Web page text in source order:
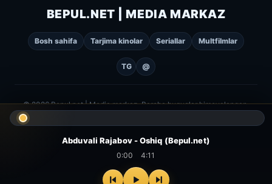
BEPUL.NET | MEDIA MARKAZ
Bosh sahifa Tarjima kinolar Seriallar Multfilmlar
TG @
© 2026 Bepul.net | Media markaz. Barcha huquqlar himoyalangan.
Abduvali Rajabov - Oshiq (Bepul.net)
0:00 4:11